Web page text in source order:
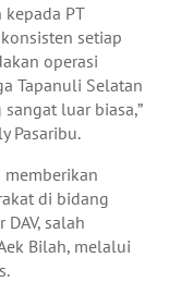
PT
setiap
operasi
Tapanuli Selatan
luar biasa,”
Pasaribu.
memberikan
di bidang
salah
Bilah, melalui